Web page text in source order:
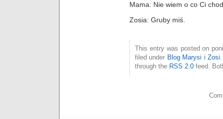
Mama: Nie wiem o co Ci
Zosia: Gruby miś.
This entry was posted on
filed under Blog Marysi i Zosi
through the RSS 2.0 feed.